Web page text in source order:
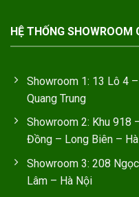
HỆ THỐNG SHOWROOM
Showroom 1: 13 Lô 4
Quang Trung
Showroom 2: Khu 918
Đồng – Long Biên –
Showroom 3: 208
Lâm – Hà Nội